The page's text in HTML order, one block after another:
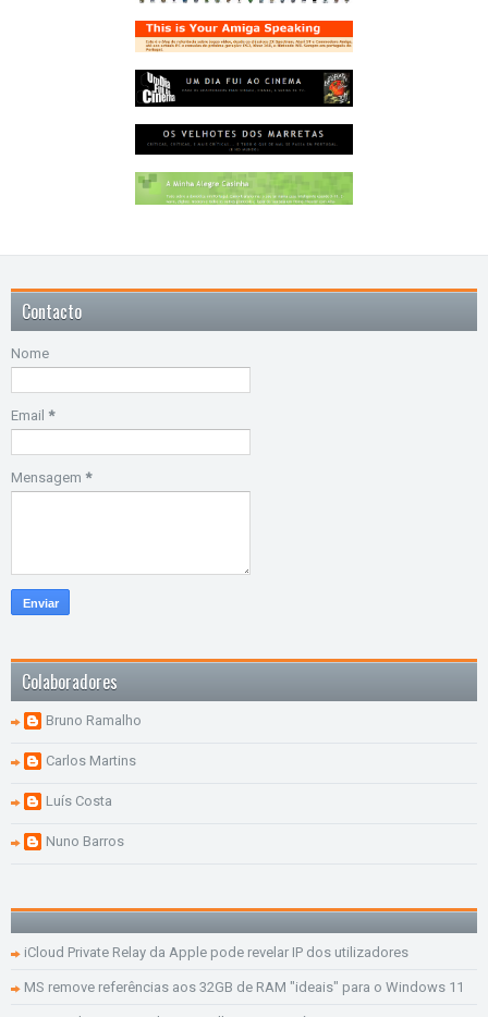
Contacto
Nome
Email *
Mensagem *
Colaboradores
Bruno Ramalho
Carlos Martins
Luís Costa
Nuno Barros
iCloud Private Relay da Apple pode revelar IP dos utilizadores
MS remove referências aos 32GB de RAM "ideais" para o Windows 11